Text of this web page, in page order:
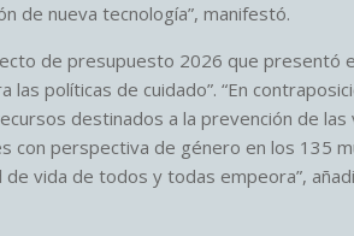
de nueva tecnología”, manifestó.
de presupuesto 2026 que presentó
políticas de cuidado”. “En
destinados a la prevención de las
con perspectiva de género en los 135
vida de todos y todas empeora”,